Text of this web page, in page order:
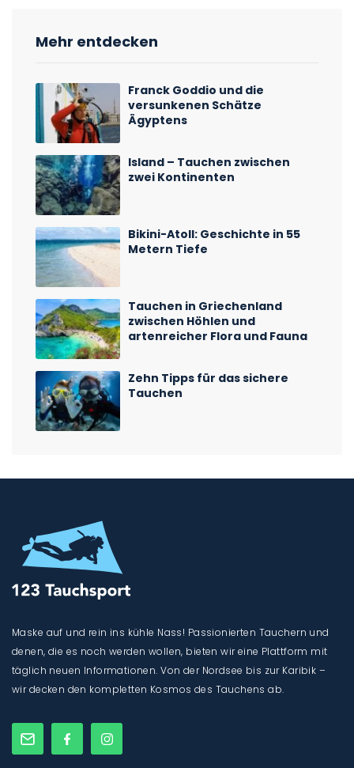
Mehr entdecken
Franck Goddio und die
versunkenen Schätze
Ägyptens
Island – Tauchen zwischen
zwei Kontinenten
Bikini-Atoll: Geschichte in 55
Metern Tiefe
Tauchen in Griechenland
zwischen Höhlen und
artenreicher Flora und Fauna
Zehn Tipps für das sichere
Tauchen
Maske auf und rein ins kühle Nass! Passionierten Tauchern und
denen, die es noch werden wollen, bieten wir eine Plattform mit
täglich neuen Informationen. Von der Nordsee bis zur Karibik –
wir decken den kompletten Kosmos des Tauchens ab.